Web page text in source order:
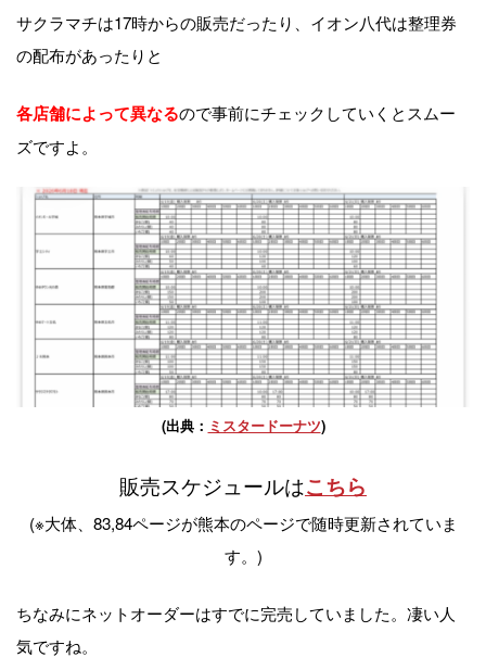
サクラマチは17時からの販売だったり、イオン八代は整理券
の配布があったりと
各店舗によって異なるので事前にチェックしていくとスムー
ズですよ。
(出典： ミスタードーナツ)
販売スケジュールはこちら
(※大体、83,84ページが熊本のページで随時更新されていま
す。)
ちなみにネットオーダーはすでに完売していました。凄い人
気ですね。